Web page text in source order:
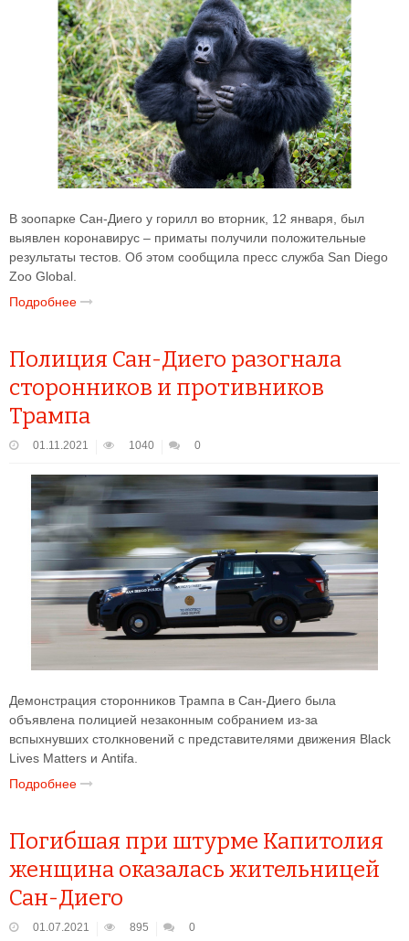
В зоопарке Сан-Диего у горилл во вторник, 12 января, был
выявлен коронавирус – приматы получили положительные
результаты тестов. Об этом сообщила пресс служба San Diego
Zoo Global.
Подробнее
Полиция Сан-Диего разогнала
сторонников и противников
Трампа
01.11.2021 1040 0
Демонстрация сторонников Трампа в Сан-Диего была
объявлена полицией незаконным собранием из-за
вспыхнувших столкновений с представителями движения Black
Lives Matters и Antifa.
Подробнее
Погибшая при штурме Капитолия
женщина оказалась жительницей
Сан-Диего
01.07.2021 895 0